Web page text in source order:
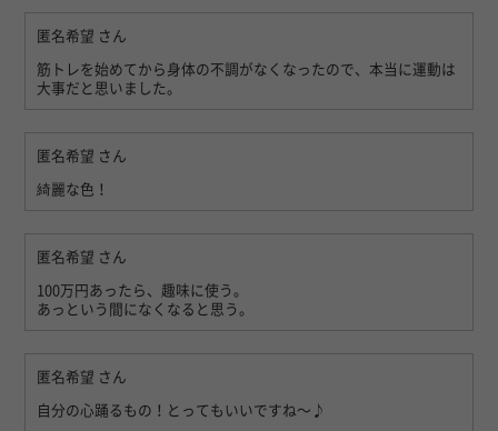
匿名希望 さん
筋トレを始めてから身体の不調がなくなったので、本当に運動は
大事だと思いました。
匿名希望 さん
綺麗な色！
匿名希望 さん
100万円あったら、趣味に使う。
あっという間になくなると思う。
匿名希望 さん
自分の心踊るもの！とってもいいですね〜♪